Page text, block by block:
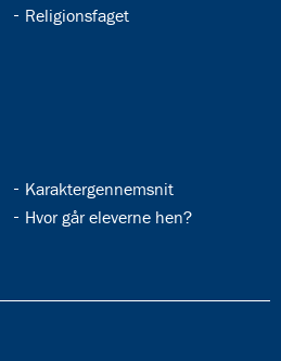
33.5:
Religionsfaget
33.12:
Karaktergennemsnit
33.14:
Hvor går eleverne hen?